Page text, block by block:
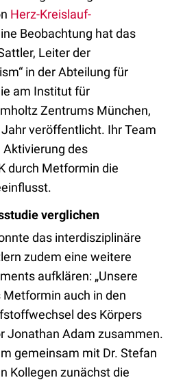
Herz-Kreislauf-
Beobachtung hat das
Leiter der
in der Abteilung für
am Institut für
Zentrums München,
veröffentlicht. Ihr Team
des
durch Metformin die
verglichen
das interdisziplinäre
zudem eine weitere
aufklären: „Unsere
Metformin auch in den
des Körpers
Jonathan Adam zusammen.
gemeinsam mit Dr. Stefan
Kollegen zunächst die